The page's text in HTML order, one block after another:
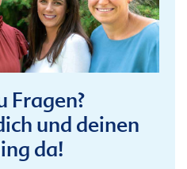
Fragen?
und deinen
da!